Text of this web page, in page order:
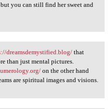
you can still find her sweet and
dreamsdemystified.blog/that
than just mental pictures.
on the other hand
are spiritual images and visions.